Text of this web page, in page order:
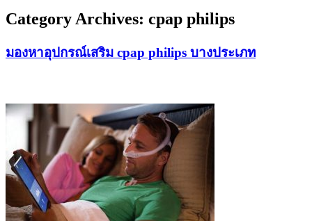
Category Archives: cpap philips
มองหาอุปกรณ์เสริม cpap philips บางประเภท